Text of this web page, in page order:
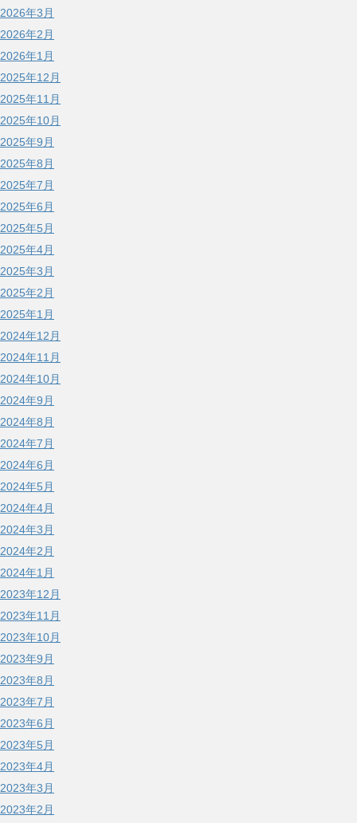
2026年3月
2026年2月
2026年1月
2025年12月
2025年11月
2025年10月
2025年9月
2025年8月
2025年7月
2025年6月
2025年5月
2025年4月
2025年3月
2025年2月
2025年1月
2024年12月
2024年11月
2024年10月
2024年9月
2024年8月
2024年7月
2024年6月
2024年5月
2024年4月
2024年3月
2024年2月
2024年1月
2023年12月
2023年11月
2023年10月
2023年9月
2023年8月
2023年7月
2023年6月
2023年5月
2023年4月
2023年3月
2023年2月